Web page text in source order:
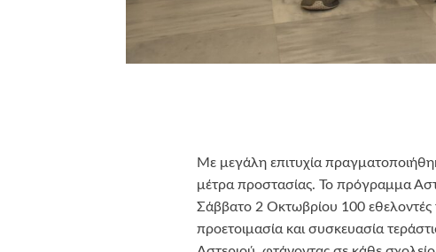
Με μεγάλη επιτυχία
μέτρα προστασίας. Το πρόγραμμα
Σάββατο 2 Οκτωβρίου 100 εθελοντές
προετοιμασία και συσκευασία